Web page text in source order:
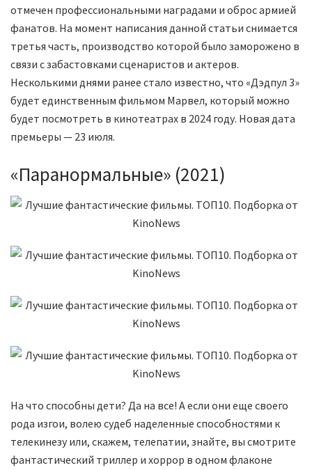
отмечен профессиональными наградами и оброс армией
фанатов. На момент написания данной статьи снимается
третья часть, производство которой было заморожено в
связи с забастовками сценаристов и актеров.
Несколькими днями ранее стало известно, что «Дэдпул 3»
будет единственным фильмом Марвел, который можно
будет посмотреть в кинотеатрах в 2024 году. Новая дата
премьеры — 23 июля.
«Паранормальные» (2021)
На что способны дети? Да на все! А если они еще своего
рода изгои, волею судеб наделенные способностями к
телекинезу или, скажем, телепатии, знайте, вы смотрите
фантастический триллер и хоррор в одном флаконе